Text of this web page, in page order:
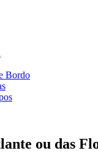
Bordo
ou das